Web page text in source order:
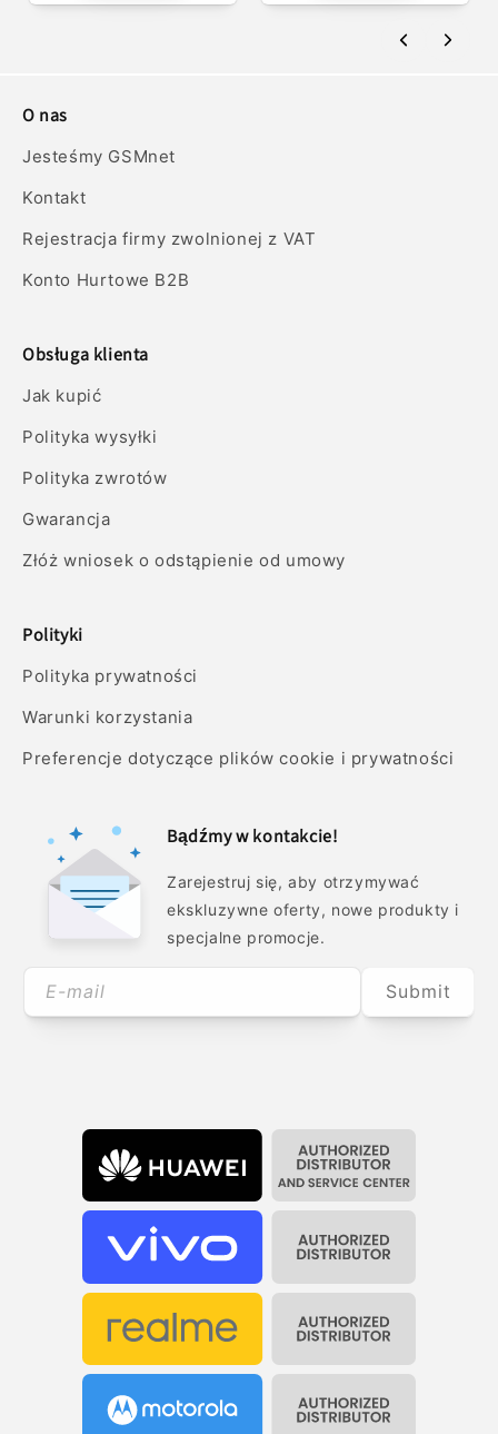
O nas
Jesteśmy GSMnet
Kontakt
Rejestracja firmy zwolnionej z VAT
Konto Hurtowe B2B
Obsługa klienta
Jak kupić
Polityka wysyłki
Polityka zwrotów
Gwarancja
Złóż wniosek o odstąpienie od umowy
Polityki
Polityka prywatności
Warunki korzystania
Preferencje dotyczące plików cookie i prywatności
Bądźmy w kontakcie!
Zarejestruj się, aby otrzymywać
ekskluzywne oferty, nowe produkty i
specjalne promocje.
E-mail Submit